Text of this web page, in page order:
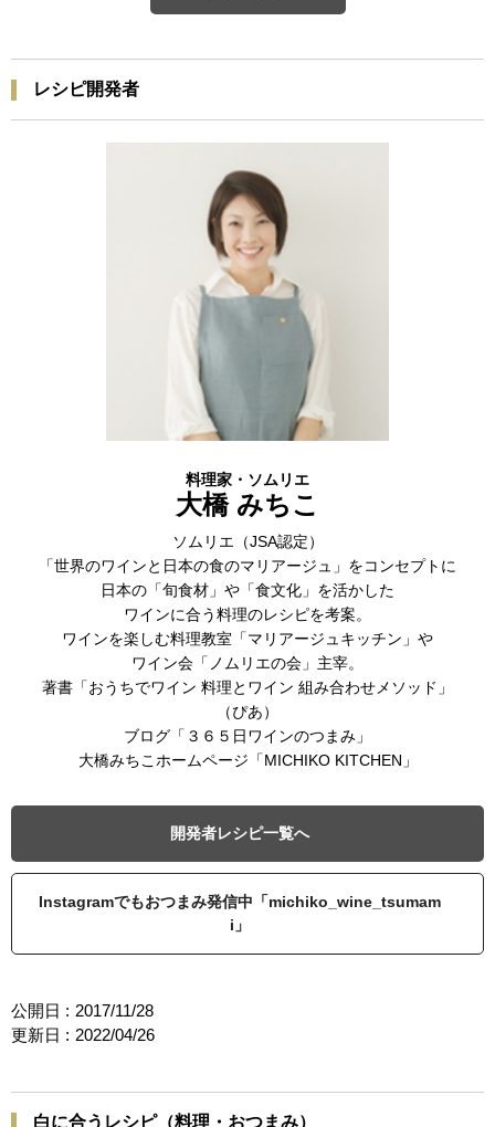
レシピ開発者
料理家・ソムリエ
大橋 みちこ
ソムリエ（JSA認定）
「世界のワインと日本の食のマリアージュ」をコンセプトに
日本の「旬食材」や「食文化」を活かした
ワインに合う料理のレシピを考案。
ワインを楽しむ料理教室「マリアージュキッチン」や
ワイン会「ノムリエの会」主宰。
著書「おうちでワイン 料理とワイン 組み合わせメソッド」
（ぴあ）
ブログ「３６５日ワインのつまみ」
大橋みちこホームページ「MICHIKO KITCHEN」
開発者レシピ一覧へ
Instagramでもおつまみ発信中「michiko_wine_tsumam
i」
公開日 : 2017/11/28
更新日 : 2022/04/26
白に合うレシピ（料理・おつまみ）